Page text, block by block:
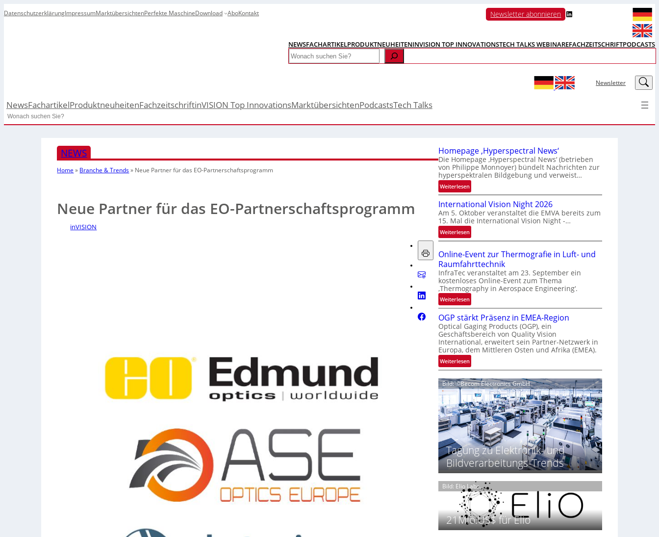
DatenschutzerklärungImpressumMarktübersichtenPerfekte MaschineDownload AboKontakt Newsletter abonnieren LinkedIn
NEWSFACHARTIKELPRODUKTNEUHEITENINVISION TOP INNOVATIONSTECH TALKS WEBINAREFACHZEITSCHRIFTPODCASTS
Search
Newsletter LinkedIn
NewsFachartikelProduktneuheitenFachzeitschriftinVISION Top InnovationsMarktübersichtenPodcastsTech Talks
Search
NEWS
Home » Branche & Trends» Neue Partner für das EO-Partnerschaftsprogramm
Neue Partner für das EO-Partnerschaftsprogramm
inVISION
Homepage ‚Hyperspectral News‘
Die Homepage ‚Hyperspectral News‘ (betrieben
von Philippe Monnoyer) bündelt Nachrichten zur
hyperspektralen Bildgebung und verweist…
Weiterlesen:
H
o
m
e
p
a
‚
H
y
e
r
s
p
e
c
t
r
a
l
N
e
w
s
‘
International Vision Night 2026
Am 5. Oktober veranstaltet die EMVA bereits zum
15. Mal die International Vision Night -…
Weiterlesen:
I
t
e
r
n
t
i
o
n
a
l
V
i
s
i
n
N
i
g
h
t
2
0
2
6
Online-Event zur Thermografie in Luft- und
Raumfahrttechnik
InfraTec veranstaltet am 23. September ein
kostenloses Online-Event zum Thema
‚Thermography in Aerospace Engineering‘.
Weiterlesen:
O
n
l
i
n
e
-
v
e
n
t
z
u
r
T
e
m
o
g
r
a
f
OGP stärkt Präsenz in EMEA-Region
Optical Gaging Products (OGP), ein
Geschäftsbereich von Quality Vision
International, erweitert sein Partner-Netzwerk in
Europa, dem Mittleren Osten und Afrika (EMEA).
Weiterlesen:
O
G
P
t
ä
r
k
t
P
r
ä
s
e
n
z
i
n
Bild: ©Becom Electronics GmbH
Tagung zu Elektronik- und
Bildverarbeitungs-Trends
Bild: Elio Labs.
21Mio.US$ für Elio